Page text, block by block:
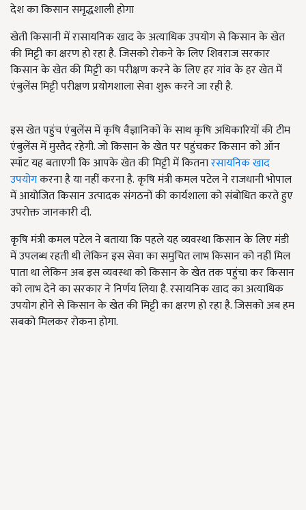
देश का किसान समृद्धशाली होगा
खेती किसानी में रासायनिक खाद के अत्याधिक उपयोग से किसान के खेत
की मिट्टी का क्षरण हो रहा है. जिसको रोकने के लिए शिवराज सरकार
किसान के खेत की मिट्टी का परीक्षण करने के लिए हर गांव के हर खेत में
एंबुलेंस मिट्टी परीक्षण प्रयोगशाला सेवा शुरू करने जा रही है.
इस खेत पहुंच एंबुलेंस में कृषि वैज्ञानिकों के साथ कृषि अधिकारियों की टीम
एंबुलेंस में मुस्तैद रहेगी. जो किसान के खेत पर पहुंचकर किसान को ऑन
स्पॉट यह बताएगी कि आपके खेत की मिट्टी में कितनारसायनिक खाद
उपयोगकरना है या नहीं करना है. कृषि मंत्री कमल पटेल ने राजधानी भोपाल
में आयोजित किसान उत्पादक संगठनों की कार्यशाला को संबोधित करते हुए
उपरोक्त जानकारी दी.
कृषि मंत्री कमल पटेल ने बताया कि पहले यह व्यवस्था किसान के लिए मंडी
में उपलब्ध रहती थी लेकिन इस सेवा का समुचित लाभ किसान को नहीं मिल
पाता था लेकिन अब इस व्यवस्था को किसान के खेत तक पहुंचा कर किसान
को लाभ देने का सरकार ने निर्णय लिया है. रसायनिक खाद का अत्याधिक
उपयोग होने से किसान के खेत की मिट्टी का क्षरण हो रहा है. जिसको अब हम
सबको मिलकर रोकना होगा.